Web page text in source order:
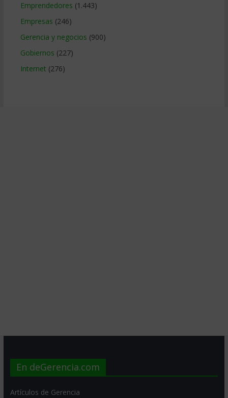
Emprendedores (1.443)
Empresas (246)
Gerencia y negocios (900)
Gobiernos (227)
Internet (276)
En deGerencia.com
Artículos de Gerencia